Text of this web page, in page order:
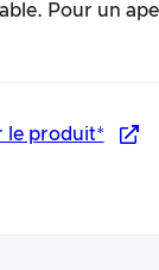
Pour un
le produit*